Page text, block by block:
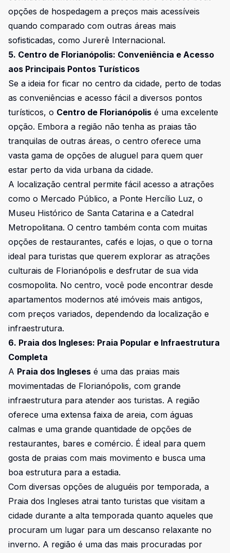
opções de hospedagem a preços mais acessíveis
quando comparado com outras áreas mais
sofisticadas, como Jurerê Internacional.
5. Centro de Florianópolis: Conveniência e Acesso
aos Principais Pontos Turísticos
Se a ideia for ficar no centro da cidade, perto de todas
as conveniências e acesso fácil a diversos pontos
turísticos, o Centro de Florianópolis é uma excelente
opção. Embora a região não tenha as praias tão
tranquilas de outras áreas, o centro oferece uma
vasta gama de opções de aluguel para quem quer
estar perto da vida urbana da cidade.
A localização central permite fácil acesso a atrações
como o Mercado Público, a Ponte Hercílio Luz, o
Museu Histórico de Santa Catarina e a Catedral
Metropolitana. O centro também conta com muitas
opções de restaurantes, cafés e lojas, o que o torna
ideal para turistas que querem explorar as atrações
culturais de Florianópolis e desfrutar de sua vida
cosmopolita. No centro, você pode encontrar desde
apartamentos modernos até imóveis mais antigos,
com preços variados, dependendo da localização e
infraestrutura.
6. Praia dos Ingleses: Praia Popular e Infraestrutura
Completa
A Praia dos Ingleses é uma das praias mais
movimentadas de Florianópolis, com grande
infraestrutura para atender aos turistas. A região
oferece uma extensa faixa de areia, com águas
calmas e uma grande quantidade de opções de
restaurantes, bares e comércio. É ideal para quem
gosta de praias com mais movimento e busca uma
boa estrutura para a estadia.
Com diversas opções de aluguéis por temporada, a
Praia dos Ingleses atrai tanto turistas que visitam a
cidade durante a alta temporada quanto aqueles que
procuram um lugar para um descanso relaxante no
inverno. A região é uma das mais procuradas por